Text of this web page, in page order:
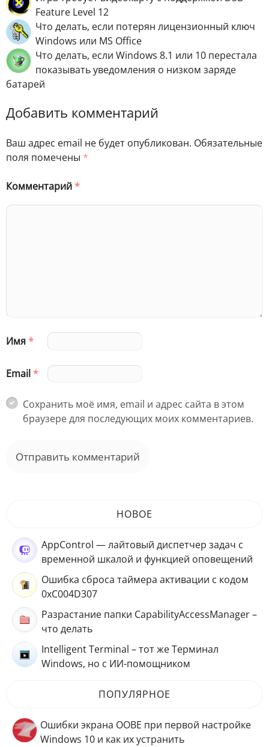
Feature Level 12
Что делать, если потерян лицензионный ключ
Windows или MS Office
Что делать, если Windows 8.1 или 10 перестала
показывать уведомления о низком заряде
батарей
Добавить комментарий
Ваш адрес email не будет опубликован. Обязательные
поля помечены *
Комментарий*
Имя*
Email*
Сохранить моё имя, email и адрес сайта в этом
браузере для последующих моих комментариев.
НОВОЕ
AppControl — лайтовый диспетчер задач с
временной шкалой и функцией оповещений
Ошибка сброса таймера активации с кодом
0xC004D307
Разрастание папки CapabilityAccessManager –
что делать
Intelligent Terminal – тот же Терминал
Windows, но с ИИ-помощником
ПОПУЛЯРНОЕ
Ошибки экрана OOBE при первой настройке
Windows 10 и как их устранить